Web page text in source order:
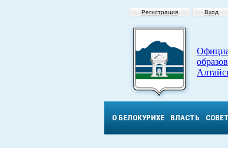
Регистрация Вход
О БЕЛОКУРИХЕ ВЛАСТЬ